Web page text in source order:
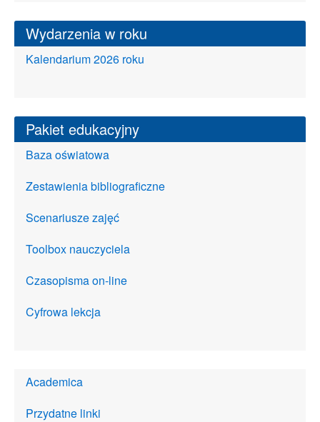
Wydarzenia w roku
Kalendarium 2026 roku
Pakiet edukacyjny
Baza oświatowa
Zestawienia bibliograficzne
Scenariusze zajęć
Toolbox nauczyciela
Czasopisma on-line
Cyfrowa lekcja
Academica
Przydatne linki